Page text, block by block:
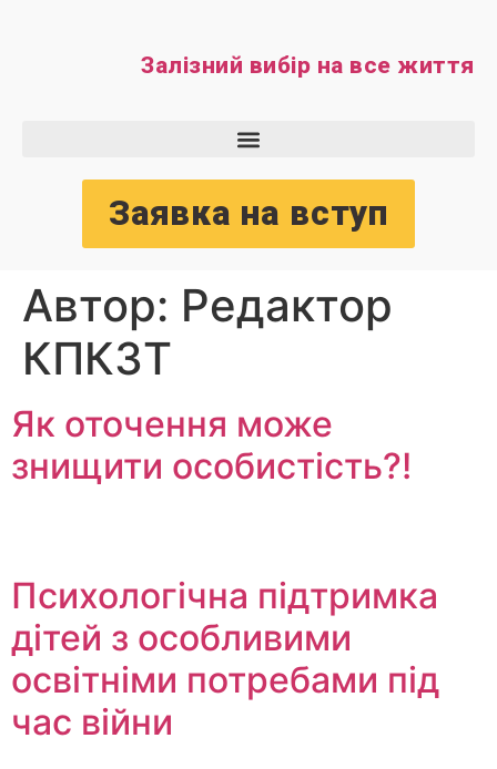
Залізний вибір на все життя
Заявка на вступ
Автор: Редактор
КПКЗТ
Як оточення може
знищити особистість?!
Психологічна підтримка
дітей з особливими
освітніми потребами під
час війни